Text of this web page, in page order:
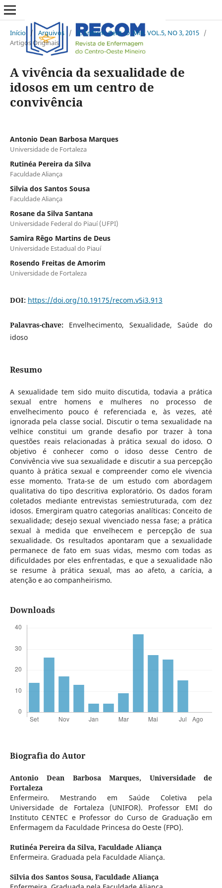
Início / Arquivos / R. Enferm. Cent. O. Min. VOL.5, NO 3, 2015 /
Artigos Originais
A vivência da sexualidade de
idosos em um centro de
convivência
Antonio Dean Barbosa Marques
Universidade de Fortaleza
Rutinéa Pereira da Silva
Faculdade Aliança
Silvia dos Santos Sousa
Faculdade Aliança
Rosane da Silva Santana
Universidade Federal do Piauí (UFPI)
Samira Rêgo Martins de Deus
Universidade Estadual do Piauí
Rosendo Freitas de Amorim
Universidade de Fortaleza
DOI: https://doi.org/10.19175/recom.v5i3.913
Palavras-chave: Envelhecimento, Sexualidade, Saúde do
idoso
Resumo
A sexualidade tem sido muito discutida, todavia a prática
sexual entre homens e mulheres no processo de
envelhecimento pouco é referenciada e, às vezes, até
ignorada pela classe social. Discutir o tema sexualidade na
velhice constitui um grande desafio por trazer à tona
questões reais relacionadas à prática sexual do idoso. O
objetivo é conhecer como o idoso desse Centro de
Convivência vive sua sexualidade e discutir a sua percepção
quanto à prática sexual e compreender como ele vivencia
esse momento. Trata-se de um estudo com abordagem
qualitativa do tipo descritiva exploratório. Os dados foram
coletados mediante entrevistas semiestruturada, com dez
idosos. Emergiram quatro categorias analíticas: Conceito de
sexualidade; desejo sexual vivenciado nessa fase; a prática
sexual à medida que envelhecem e percepção de sua
sexualidade. Os resultados apontaram que a sexualidade
permanece de fato em suas vidas, mesmo com todas as
dificuldades por eles enfrentadas, e que a sexualidade não
se resume à prática sexual, mas ao afeto, a carícia, a
atenção e ao companheirismo.
Downloads
Biografia do Autor
Antonio Dean Barbosa Marques, Universidade de
Fortaleza
Enfermeiro. Mestrando em Saúde Coletiva pela
Universidade de Fortaleza (UNIFOR). Professor EMI do
Instituto CENTEC e Professor do Curso de Graduação em
Enfermagem da Faculdade Princesa do Oeste (FPO).
Rutinéa Pereira da Silva, Faculdade Aliança
Enfermeira. Graduada pela Faculdade Aliança.
Silvia dos Santos Sousa, Faculdade Aliança